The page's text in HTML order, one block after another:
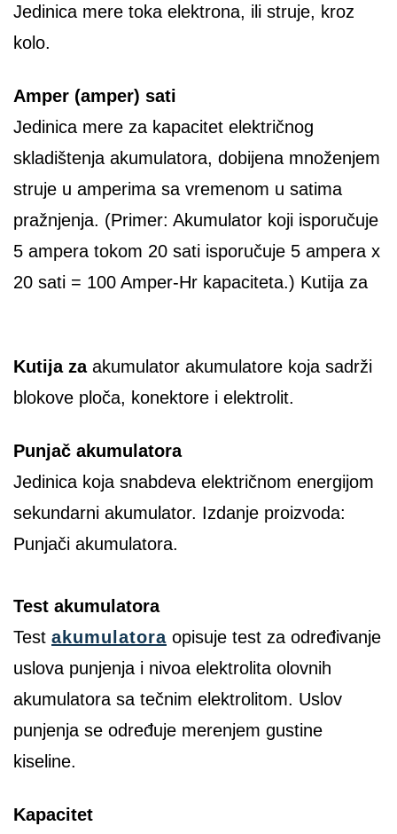
Jedinica mere toka elektrona, ili struje, kroz
kolo.
Amper (amper) sati
Jedinica mere za kapacitet električnog
skladištenja akumulatora, dobijena množenjem
struje u amperima sa vremenom u satima
pražnjenja. (Primer: Akumulator koji isporučuje
5 ampera tokom 20 sati isporučuje 5 ampera x
20 sati = 100 Amper-Hr kapaciteta.) Kutija za
Kutija za akumulator akumulatore koja sadrži
blokove ploča, konektore i elektrolit.
Punjač akumulatora
Jedinica koja snabdeva električnom energijom
sekundarni akumulator. Izdanje proizvoda:
Punjači akumulatora.
Test akumulatora
Test akumulatora opisuje test za određivanje
uslova punjenja i nivoa elektrolita olovnih
akumulatora sa tečnim elektrolitom. Uslov
punjenja se određuje merenjem gustine
kiseline.
Kapacitet